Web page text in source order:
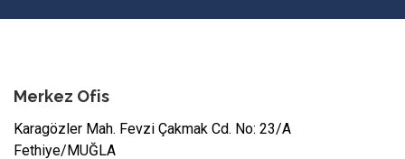
Merkez Ofis
Karagözler Mah. Fevzi Çakmak Cd. No: 23/A
Fethiye/MUĞLA